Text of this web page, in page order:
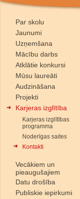
Par skolu
Jaunumi
Uzņemšana
Mācību darbs
Atklātie konkursi
Mūsu laureāti
Audzināšana
Projekti
Karjeras izglītība
Karjeras izglītības
programma
Noderīgas saites
Kontakti
Vecākiem un
pieaugušajiem
Datu drošība
Publiskie iepirkumi